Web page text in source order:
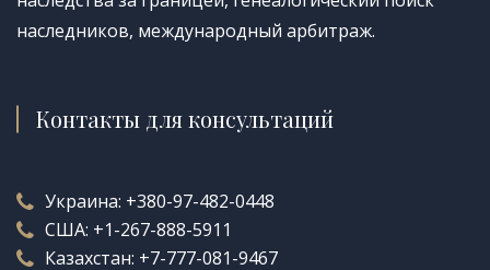
наследников, международный арбитраж.
Контакты для консультаций
Украина: +380-97-482-0448
США: +1-267-888-5911
Казахстан: +7-777-081-9467